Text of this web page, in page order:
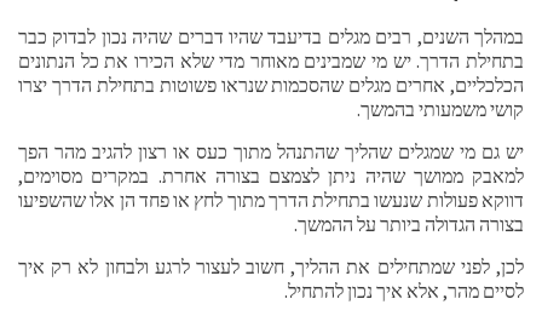
במהלך השנים, רבים מגלים בדיעבד שהיו דברים שהיה נכון לבדוק כבר
בתחילת הדרך. יש מי שמבינים מאוחר מדי שלא הכירו את כל הנתונים
הכלכליים, אחרים מגלים שהסכמות שנראו פשוטות בתחילת הדרך יצרו
קושי משמעותי בהמשך.
יש גם מי שמגלים שהליך שהתנהל מתוך כעס או רצון להגיב מהר הפך
למאבק ממושך שהיה ניתן לצמצם בצורה אחרת. במקרים מסוימים,
דווקא פעולות שנעשו בתחילת הדרך מתוך לחץ או פחד הן אלו שהשפיעו
בצורה הגדולה ביותר על ההמשך.
לכן, לפני שמתחילים את ההליך, חשוב לעצור לרגע ולבחון לא רק איך
לסיים מהר, אלא איך נכון להתחיל.